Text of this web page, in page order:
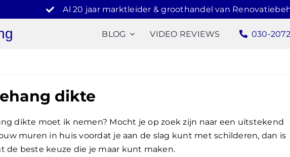
Al 20 jaar marktleider & groothandel van
BLOG VIDEO REVIEWS 030-
dikte
dikte moet ik nemen? Mocht je op zoek zijn naar een uitstekend
muren in huis voordat je aan de slag kunt met schilderen, dan is
de beste keuze die je maar kunt maken.